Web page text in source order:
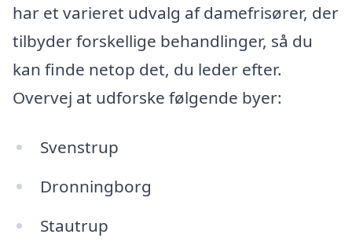
har et varieret udvalg af damefrisører, der
tilbyder forskellige behandlinger, så du
kan finde netop det, du leder efter.
Overvej at udforske følgende byer:
Svenstrup
Dronningborg
Stautrup